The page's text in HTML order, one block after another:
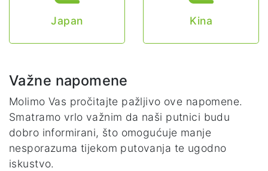
Japan Kina
Važne napomene
Molimo Vas pročitajte pažljivo ove napomene.
Smatramo vrlo važnim da naši putnici budu
dobro informirani, što omogućuje manje
nesporazuma tijekom putovanja te ugodno
iskustvo.